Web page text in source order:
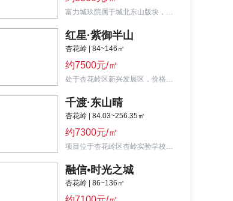
富力城玖院属于城北东山版块，小区配套齐全，于2021年4月30日首次开盘，热销户型为88㎡两居室。
红星·紫御半山
杏花岭 | 84~146㎡
约7500元/㎡
处于杏花岭区新兴发展区，价格刚需，周边配套齐全，邻近东山城郊森林公园，环境好，风景宜人。
千渡·东山晴
杏花岭 | 84.03~256.35㎡
约7300元/㎡
项目位于杏花岭区杏岭实验学校斜对面，主推建面84.03-139.66㎡户型，已签约后小河小学。
融信•时光之城
杏花岭 | 86~136㎡